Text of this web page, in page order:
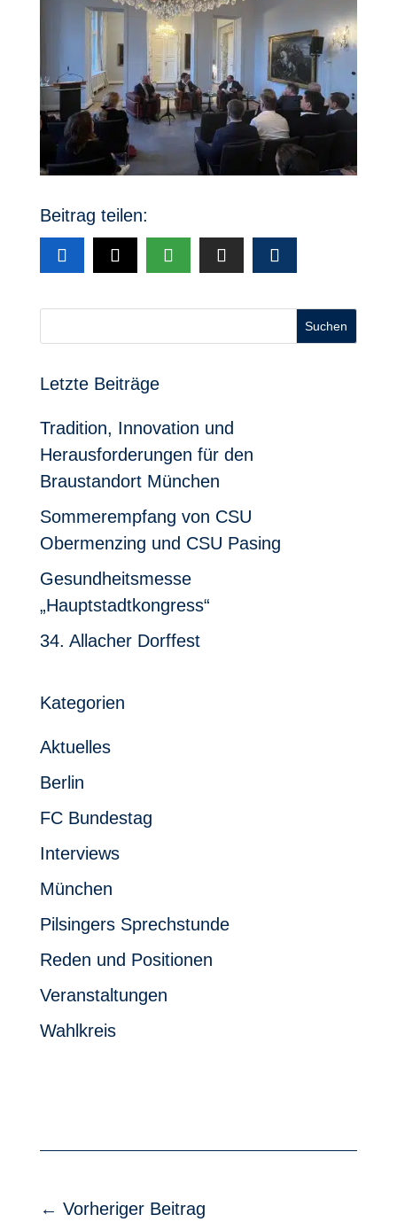
Beitrag teilen:
Suchen
Letzte Beiträge
Tradition, Innovation und
Herausforderungen für den
Braustandort München
Sommerempfang von CSU
Obermenzing und CSU Pasing
Gesundheitsmesse
„Hauptstadtkongress“
34. Allacher Dorffest
Kategorien
Aktuelles
Berlin
FC Bundestag
Interviews
München
Pilsingers Sprechstunde
Reden und Positionen
Veranstaltungen
Wahlkreis
← Vorheriger Beitrag